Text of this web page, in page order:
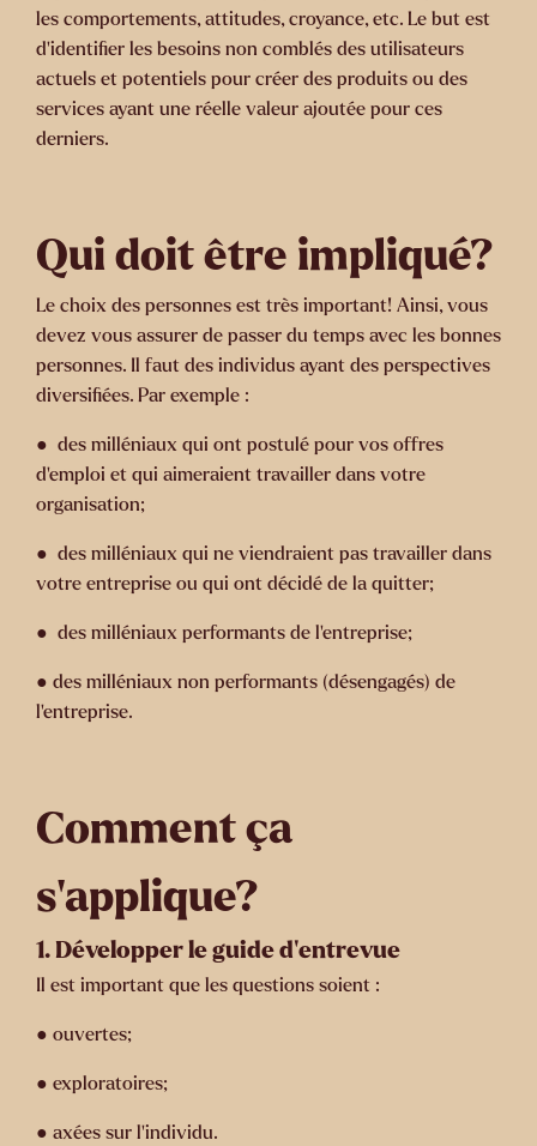
les comportements, attitudes, croyance, etc. Le but est
d’identifier les besoins non comblés des utilisateurs
actuels et potentiels pour créer des produits ou des
services ayant une réelle valeur ajoutée pour ces
derniers.
Qui doit être impliqué?
Le choix des personnes est très important! Ainsi, vous
devez vous assurer de passer du temps avec les bonnes
personnes. Il faut des individus ayant des perspectives
diversifiées. Par exemple :
● des milléniaux qui ont postulé pour vos offres
d’emploi et qui aimeraient travailler dans votre
organisation;
● des milléniaux qui ne viendraient pas travailler dans
votre entreprise ou qui ont décidé de la quitter;
● des milléniaux performants de l’entreprise;
● des milléniaux non performants (désengagés) de
l’entreprise.
Comment ça
s’applique?
1.Développer le guide d’entrevue
Il est important que les questions soient :
● ouvertes;
● exploratoires;
● axées sur l’individu.